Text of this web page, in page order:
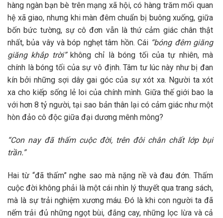
hàng ngàn bạn bè trên mạng xã hội, có hàng trăm mối quan
hệ xã giao, nhưng khi màn đêm chuẩn bị buông xuống, giữa
bốn bức tường, sự cô đơn vẫn là thứ cảm giác chân thật
nhất, bủa vây và bóp nghẹt tâm hồn. Cái “bóng đêm giăng
giăng khắp trời”không chỉ là bóng tối của tự nhiên, mà
chính là bóng tối của sự vô định. Tâm tư lúc này như bị đan
kín bởi những sợi dây gai góc của sự xót xa. Người ta xót
xa cho kiếp sống lẻ loi của chính mình. Giữa thế giới bao la
với hơn 8 tỷ người, tại sao bản thân lại có cảm giác như một
hòn đảo cô độc giữa đại dương mênh mông?
“Con nay đã thấm cuộc đời, trên đôi chân chất lớp bụi
trần.”
Hai từ “đã thấm” nghe sao mà nặng nề và đau đớn. Thấm
cuộc đời không phải là một cái nhìn lý thuyết qua trang sách,
mà là sự trải nghiệm xương máu. Đó là khi con người ta đã
nếm trải đủ những ngọt bùi, đắng cay, những lọc lừa và cả